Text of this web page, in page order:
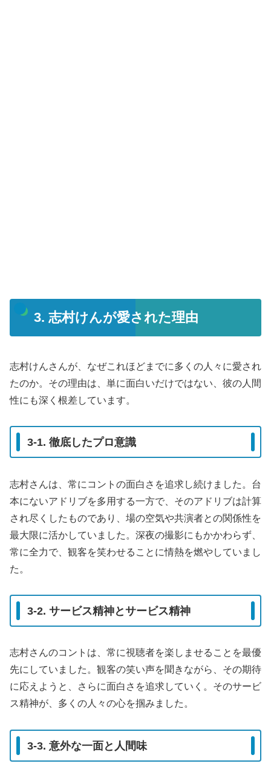
3. 志村けんが愛された理由
志村けんさんが、なぜこれほどまでに多くの人々に愛され
たのか。その理由は、単に面白いだけではない、彼の人間
性にも深く根差しています。
3-1. 徹底したプロ意識
志村さんは、常にコントの面白さを追求し続けました。台
本にないアドリブを多用する一方で、そのアドリブは計算
され尽くしたものであり、場の空気や共演者との関係性を
最大限に活かしていました。深夜の撮影にもかかわらず、
常に全力で、観客を笑わせることに情熱を燃やしていまし
た。
3-2. サービス精神とサービス精神
志村さんのコントは、常に視聴者を楽しませることを最優
先にしていました。観客の笑い声を聞きながら、その期待
に応えようと、さらに面白さを追求していく。そのサービ
ス精神が、多くの人々の心を掴みました。
3-3. 意外な一面と人間味